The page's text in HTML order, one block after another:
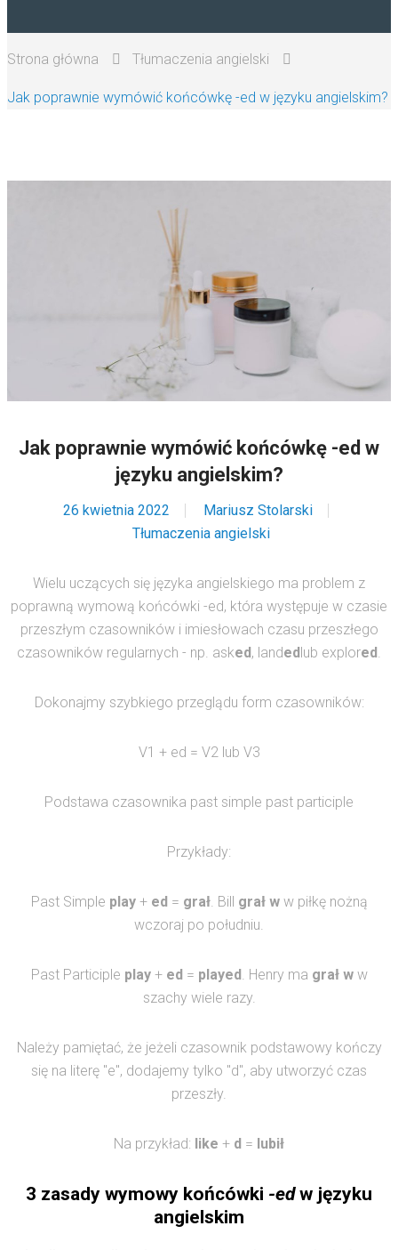
Strona główna Tłumaczenia angielski
Jak poprawnie wymówić końcówkę -ed w języku angielskim?
Jak poprawnie wymówić końcówkę -ed w
języku angielskim?
26 kwietnia 2022
Mariusz Stolarski
Tłumaczenia angielski
Wielu uczących się języka angielskiego ma problem z
poprawną wymową końcówki -ed, która występuje w czasie
przeszłym czasowników i imiesłowach czasu przeszłego
czasowników regularnych - np. asked, landedlub explored
Dokonajmy szybkiego przeglądu form czasowników:
V1 + ed = V2 lub V3
Podstawa czasownika past simple past participle
Przykłady:
Past Simple play + ed= grał. Bill grał ww piłkę nożną
wczoraj po południu.
Past Participle play+ ed= played. Henry ma grał ww
szachy wiele razy.
Należy pamiętać, że jeżeli czasownik podstawowy kończy
się na literę "e", dodajemy tylko "d", aby utworzyć czas
przeszły.
Na przykład: like + d = lubił
3 zasady wymowy końcówki -edw języku
angielskim